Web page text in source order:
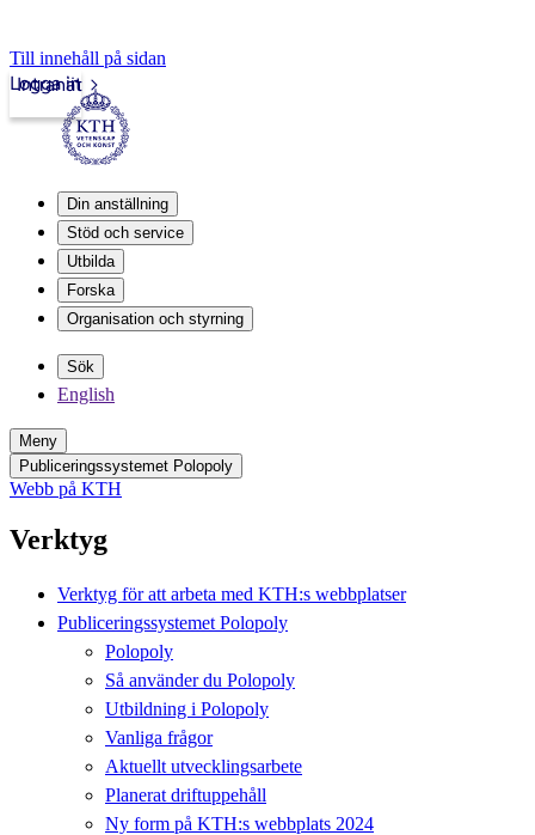
Till innehåll på sidan
Intranät
Logga in
Din anställning
Stöd och service
Utbilda
Forska
Organisation och styrning
Sök
English
Meny
Publiceringssystemet Polopoly
Webb på KTH
Verktyg
Verktyg för att arbeta med KTH:s webbplatser
Publiceringssystemet Polopoly
Polopoly
Så använder du Polopoly
Utbildning i Polopoly
Vanliga frågor
Aktuellt utvecklingsarbete
Planerat driftuppehåll
Ny form på KTH:s webbplats 2024